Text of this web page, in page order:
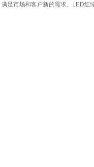
满足市场和客户新的需求。LED红